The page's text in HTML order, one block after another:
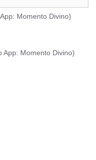
Momento Divino)
App: Momento Divino)